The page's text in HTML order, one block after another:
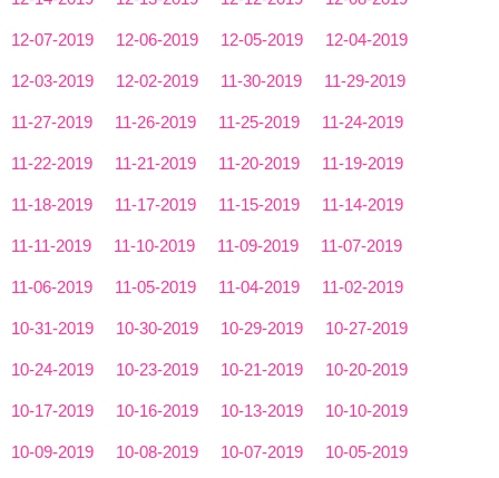
12-07-2019 12-06-2019 12-05-2019 12-04-2019
12-03-2019 12-02-2019 11-30-2019 11-29-2019
11-27-2019 11-26-2019 11-25-2019 11-24-2019
11-22-2019 11-21-2019 11-20-2019 11-19-2019
11-18-2019 11-17-2019 11-15-2019 11-14-2019
11-11-2019 11-10-2019 11-09-2019 11-07-2019
11-06-2019 11-05-2019 11-04-2019 11-02-2019
10-31-2019 10-30-2019 10-29-2019 10-27-2019
10-24-2019 10-23-2019 10-21-2019 10-20-2019
10-17-2019 10-16-2019 10-13-2019 10-10-2019
10-09-2019 10-08-2019 10-07-2019 10-05-2019